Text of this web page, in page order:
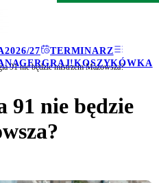
2026/27
TERMINARZ
GRAJ!KOSZYKÓWKA
91 nie będzie mistrzem Mazowsza?
91 nie będzie